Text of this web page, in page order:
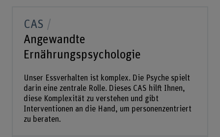
CAS
Angewandte
Ernährungspsychologie
Unser Essverhalten ist komplex. Die Psyche spielt
darin eine zentrale Rolle. Dieses CAS hilft Ihnen,
diese Komplexität zu verstehen und gibt
Interventionen an die Hand, um personenzentriert
zu beraten.